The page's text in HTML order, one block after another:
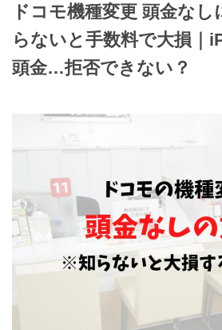
ドコモ機種変更 頭金な
らないと手数料で大損｜
頭金…拒否できない？